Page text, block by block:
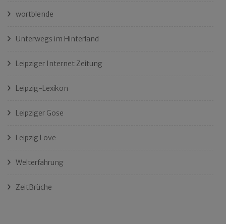
wortblende
Unterwegs im Hinterland
Leipziger Internet Zeitung
Leipzig-Lexikon
Leipziger Gose
Leipzig Love
Welterfahrung
ZeitBrüche